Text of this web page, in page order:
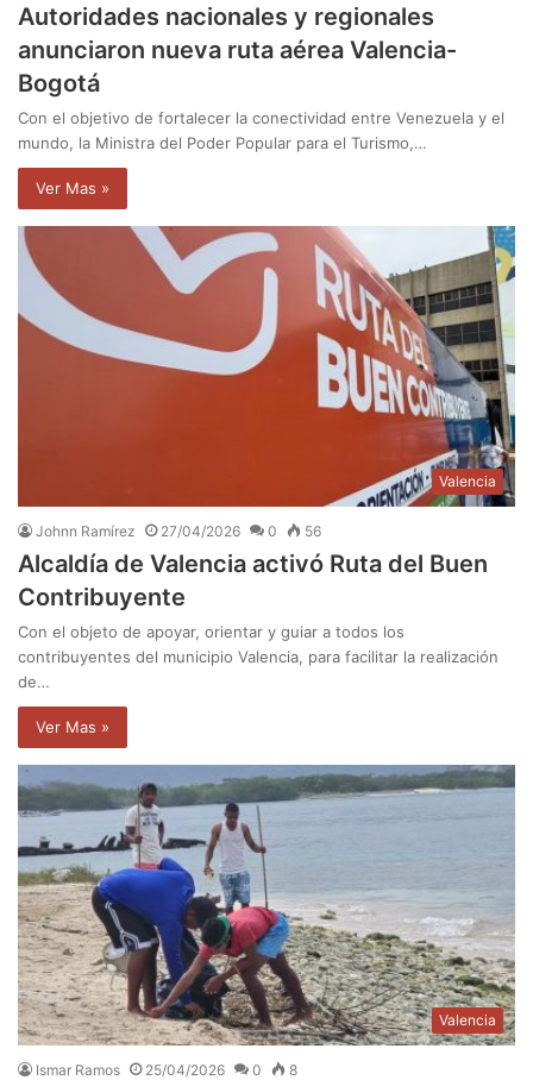
Autoridades nacionales y regionales
anunciaron nueva ruta aérea Valencia-
Bogotá
Con el objetivo de fortalecer la conectividad entre Venezuela y el
mundo, la Ministra del Poder Popular para el Turismo,…
Ver Mas »
Valencia
Johnn Ramírez 27/04/2026 0 56
Alcaldía de Valencia activó Ruta del Buen
Contribuyente
Con el objeto de apoyar, orientar y guiar a todos los
contribuyentes del municipio Valencia, para facilitar la realización
de…
Ver Mas »
Valencia
Ismar Ramos 25/04/2026 0 8